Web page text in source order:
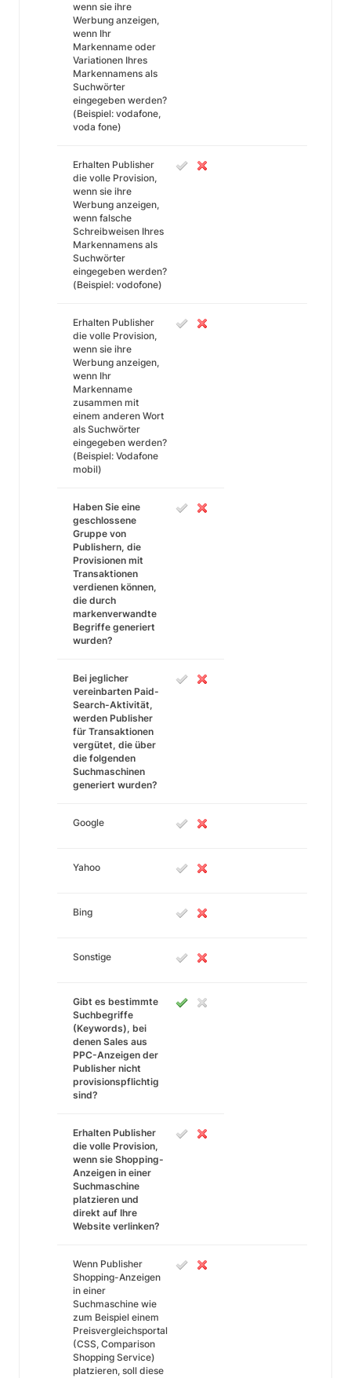
wenn sie ihre
Werbung anzeigen,
wenn Ihr
Markenname oder
Variationen Ihres
Markennamens als
Suchwörter
eingegeben werden?
(Beispiel: vodafone,
voda fone)
Erhalten Publisher
die volle Provision,
wenn sie ihre
Werbung anzeigen,
wenn falsche
Schreibweisen Ihres
Markennamens als
Suchwörter
eingegeben werden?
(Beispiel: vodofone)
Erhalten Publisher
die volle Provision,
wenn sie ihre
Werbung anzeigen,
wenn Ihr
Markenname
zusammen mit
einem anderen Wort
als Suchwörter
eingegeben werden?
(Beispiel: Vodafone
mobil)
Haben Sie eine
geschlossene
Gruppe von
Publishern, die
Provisionen mit
Transaktionen
verdienen können,
die durch
markenverwandte
Begriffe generiert
wurden?
Bei jeglicher
vereinbarten Paid-
Search-Aktivität,
werden Publisher
für Transaktionen
vergütet, die über
die folgenden
Suchmaschinen
generiert wurden?
Google
Yahoo
Bing
Sonstige
Gibt es bestimmte
Suchbegriffe
(Keywords), bei
denen Sales aus
PPC-Anzeigen der
Publisher nicht
provisionspflichtig
sind?
Erhalten Publisher
die volle Provision,
wenn sie Shopping-
Anzeigen in einer
Suchmaschine
platzieren und
direkt auf Ihre
Website verlinken?
Wenn Publisher
Shopping-Anzeigen
in einer
Suchmaschine wie
zum Beispiel einem
Preisvergleichsportal
(CSS, Comparison
Shopping Service)
platzieren, soll diese